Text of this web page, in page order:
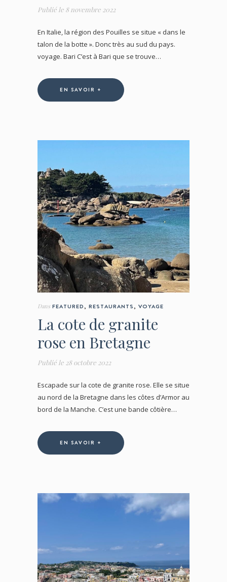
Publié le 8 novembre 2022
En Italie, la région des Pouilles se situe « dans le
talon de la botte ». Donc très au sud du pays.
voyage. Bari C’est à Bari que se trouve…
EN SAVOIR +
Dans FEATURED, RESTAURANTS, VOYAGE
La cote de granite
rose en Bretagne
Publié le 28 octobre 2022
Escapade sur la cote de granite rose. Elle se situe
au nord de la Bretagne dans les côtes d’Armor au
bord de la Manche. C’est une bande côtière…
EN SAVOIR +